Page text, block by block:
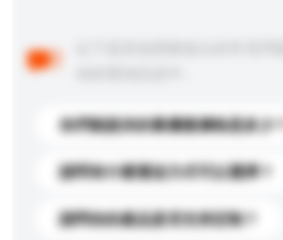
你們能提供的最優惠價格是多少？
請問有什麼運送方式可以選擇？
請問你的產品是否支持定制？